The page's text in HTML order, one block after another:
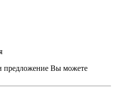
предложение Вы можете